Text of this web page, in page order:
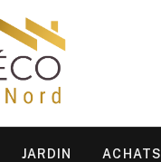
JARDIN ACHATS